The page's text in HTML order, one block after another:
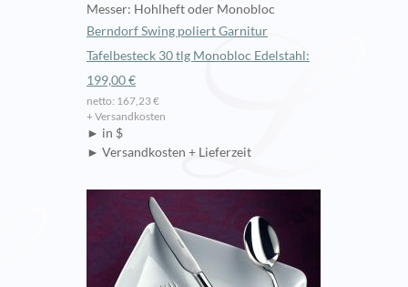
Messer: Hohlheft oder Monobloc
Berndorf Swing poliert Garnitur
Tafelbesteck 30 tlg Monobloc Edelstahl:
199,00 €
netto: 167,23 €
+ Versandkosten
► in $
► Versandkosten + Lieferzeit